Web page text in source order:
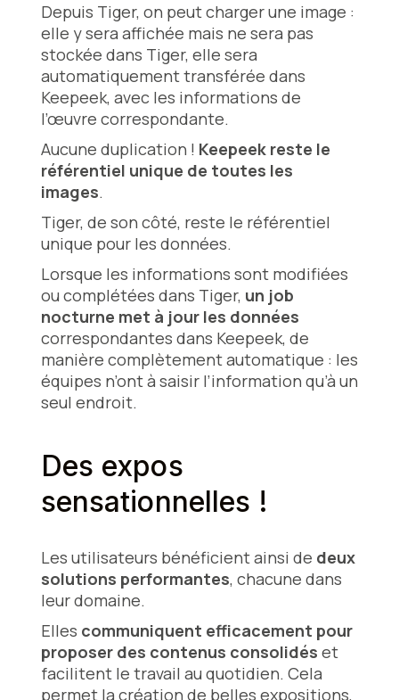
Depuis Tiger, on peut charger une image :
elle y sera affichée mais ne sera pas
stockée dans Tiger, elle sera
automatiquement transférée dans
Keepeek, avec les informations de
l’œuvre correspondante.
Aucune duplication ! Keepeek reste le
référentiel unique de toutes les
images.
Tiger, de son côté, reste le référentiel
unique pour les données.
Lorsque les informations sont modifiées
ou complétées dans Tiger, un job
nocturne met à jour les données
correspondantes dans Keepeek, de
manière complètement automatique : les
équipes n’ont à saisir l’information qu’à un
seul endroit.
Des expos
sensationnelles !
Les utilisateurs bénéficient ainsi de deux
solutions performantes, chacune dans
leur domaine.
Elles communiquent efficacement pour
proposer des contenus consolidés et
facilitent le travail au quotidien. Cela
permet la création de belles expositions,